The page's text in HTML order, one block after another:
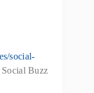
social-
Buzz